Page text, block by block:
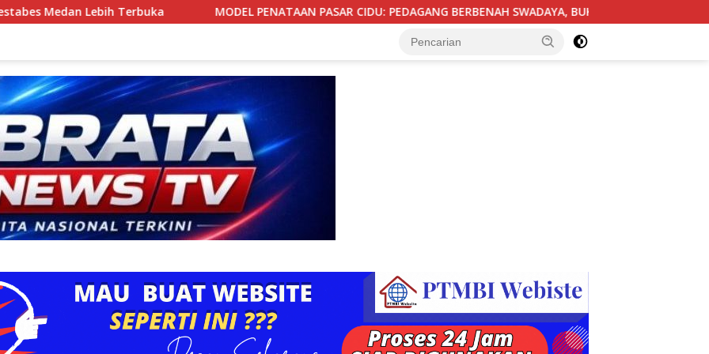
MODEL PENATAAN PASAR CIDU: PEDAGANG BERBENAH SWADAYA, BUKTIKAN TERTIB TANPA GUSUR ADALAH